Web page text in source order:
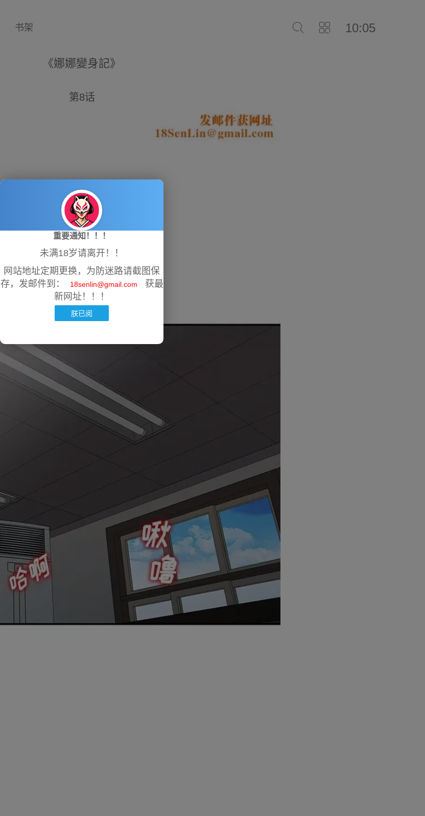
10:05
书架
《娜娜變身記》
第8话
重要通知！！！
未满18岁请离开！！
网站地址定期更换，为防迷路请截图保
存，发邮件到：
18senlin@gmail.com
获最
新网址！！！
朕已阅